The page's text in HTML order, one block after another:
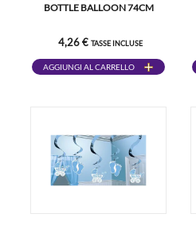
BOTTLE BALLOON 74CM
4,26 € TASSE INCLUSE
AGGIUNGI AL CARRELLO